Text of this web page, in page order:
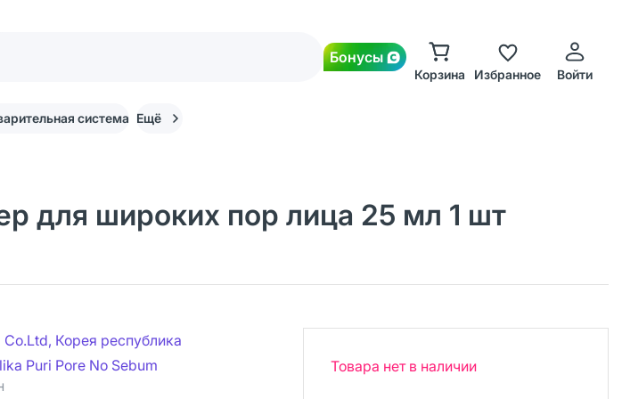
Бонусы
Корзина Избранное Войти
система Ещё
для широких пор лица 25 мл 1 шт
Co.Ltd, Корея республика
Puri Pore No Sebum
Товара нет в наличии